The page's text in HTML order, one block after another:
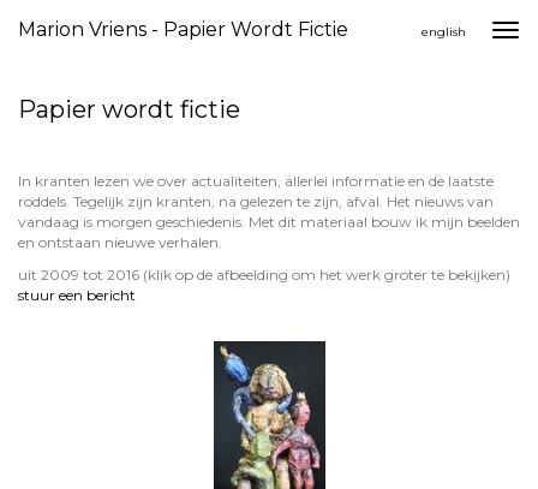
Marion Vriens - Papier Wordt Fictie english
Papier wordt fictie
In kranten lezen we over actualiteiten, allerlei informatie en de laatste
roddels. Tegelijk zijn kranten, na gelezen te zijn, afval. Het nieuws van
vandaag is morgen geschiedenis. Met dit materiaal bouw ik mijn beelden
en ontstaan nieuwe verhalen.
uit 2009 tot 2016 (klik op de afbeelding om het werk groter te bekijken)
stuur een bericht